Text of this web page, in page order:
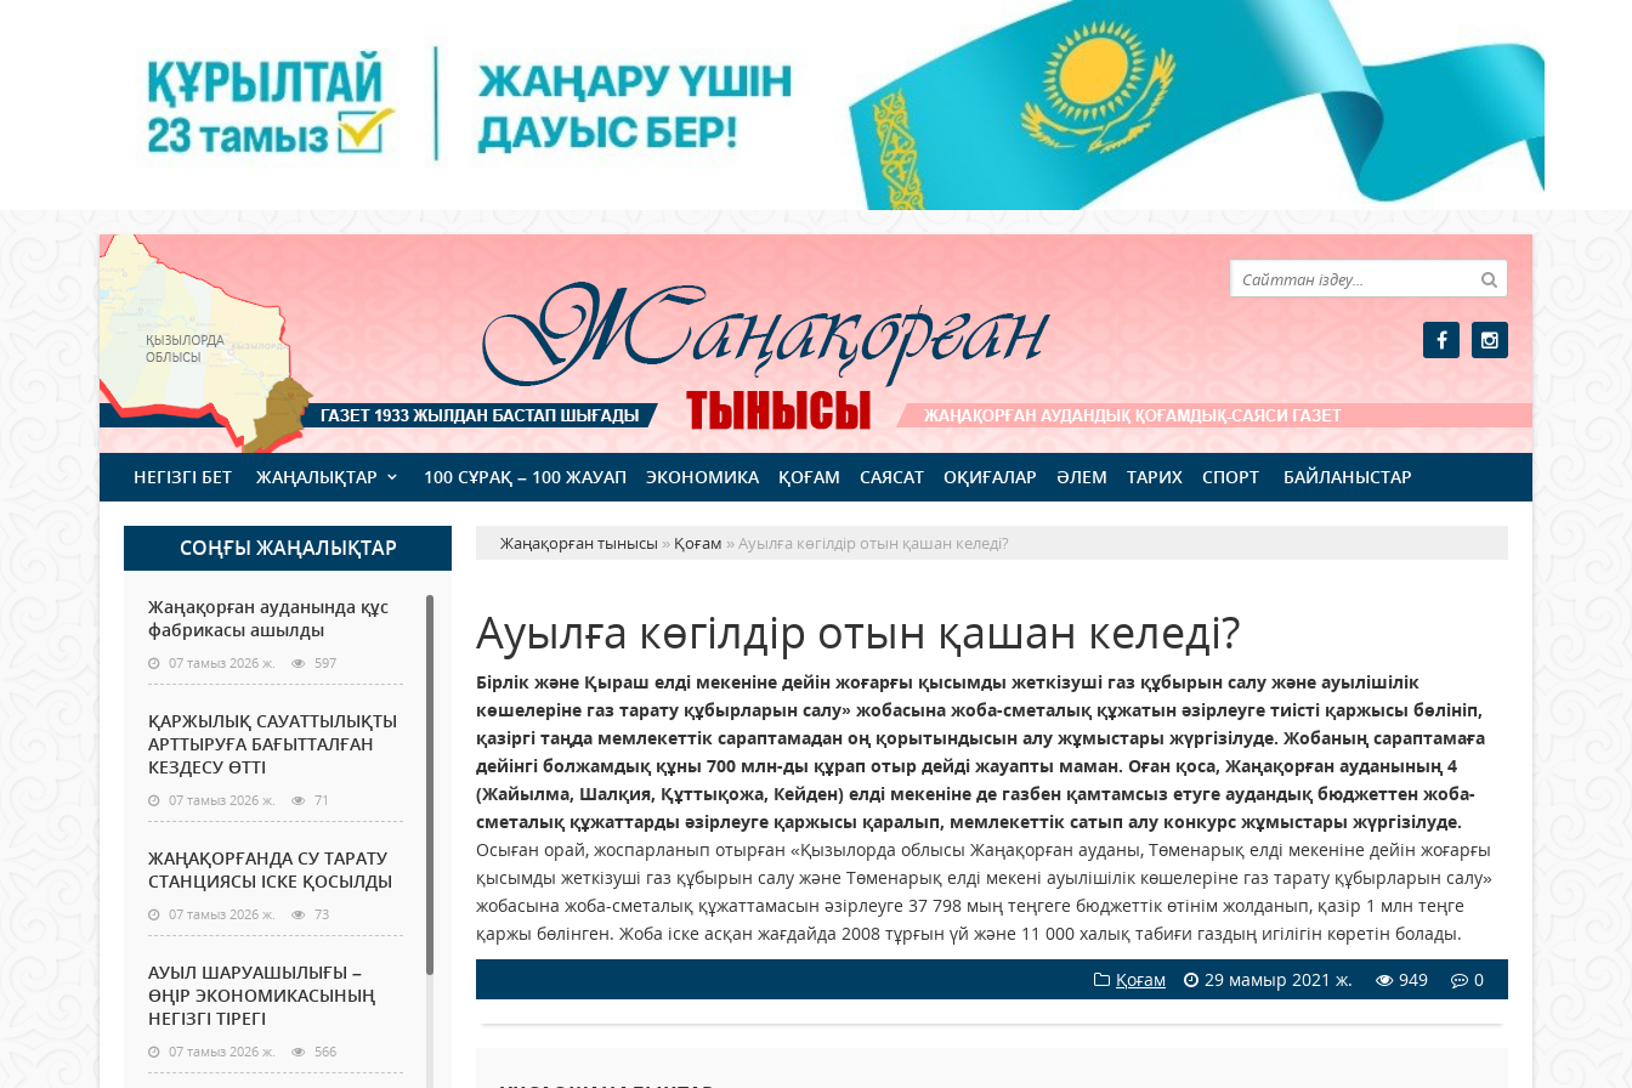
НЕГІЗГІ БЕТ ЖАҢАЛЫҚТАР 100 СҰРАҚ – 100 ЖАУАП ЭКОНОМИКА ҚОҒАМ САЯСАТ ОҚИҒАЛАР ӘЛЕМ ТАРИХ СПОРТ БАЙЛАНЫСТАР
СОҢҒЫ ЖАҢАЛЫҚТАР
Жаңақорған ауданында құс
фабрикасы ашылды
07 тамыз 2026 ж. 597
ҚАРЖЫЛЫҚ САУАТТЫЛЫҚТЫ
АРТТЫРУҒА БАҒЫТТАЛҒАН
КЕЗДЕСУ ӨТТІ
07 тамыз 2026 ж. 71
ЖАҢАҚОРҒАНДА СУ ТАРАТУ
СТАНЦИЯСЫ ІСКЕ ҚОСЫЛДЫ
07 тамыз 2026 ж. 73
АУЫЛ ШАРУАШЫЛЫҒЫ –
ӨҢІР ЭКОНОМИКАСЫНЫҢ
НЕГІЗГІ ТІРЕГІ
07 тамыз 2026 ж. 566
Жаңақорған тынысы » Қоғам » Ауылға көгілдір отын қашан келеді?
Ауылға көгілдір отын қашан келеді?
Бірлік және Қыраш елді мекеніне дейін жоғарғы қысымды жеткізуші газ құбырын салу және ауылішілік
көшелеріне газ тарату құбырларын салу» жобасына жоба-сметалық құжатын әзірлеуге тиісті қаржысы бөлініп,
қазіргі таңда мемлекеттік сараптамадан оң қорытындысын алу жұмыстары жүргізілуде. Жобаның сараптамаға
дейінгі болжамдық құны 700 млн-ды құрап отыр дейді жауапты маман. Оған қоса, Жаңақорған ауданының 4
(Жайылма, Шалқия, Құттықожа, Кейден) елді мекеніне де газбен қамтамсыз етуге аудандық бюджеттен жоба-
сметалық құжаттарды әзірлеуге қаржысы қаралып, мемлекеттік сатып алу конкурс жұмыстары жүргізілуде.
Осыған орай, жоспарланып отырған «Қызылорда облысы Жаңақорған ауданы, Төменарық елді мекеніне дейін жоғарғы
қысымды жеткізуші газ құбырын салу және Төменарық елді мекені ауылішілік көшелеріне газ тарату құбырларын салу»
жобасына жоба-сметалық құжаттамасын әзірлеуге 37 798 мың теңгеге бюджеттік өтінім жолданып, қазір 1 млн теңге
қаржы бөлінген. Жоба іске асқан жағдайда 2008 тұрғын үй және 11 000 халық табиғи газдың игілігін көретін болады.
Қоғам
29 мамыр 2021 ж. 949 0